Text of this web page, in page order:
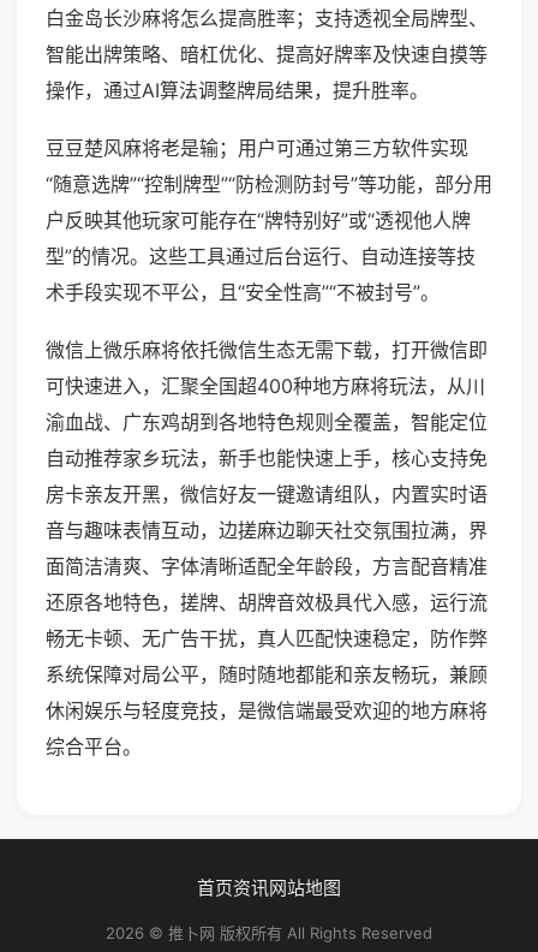
白金岛长沙麻将怎么提高胜率；支持透视全局牌型、
智能出牌策略、暗杠优化、提高好牌率及快速自摸等
操作，通过AI算法调整牌局结果，提升胜率。
豆豆楚风麻将老是输；用户可通过第三方软件实现
“随意选牌”“控制牌型”“防检测防封号”等功能，部分用
户反映其他玩家可能存在“牌特别好”或“透视他人牌
型”的情况。这些工具通过后台运行、自动连接等技
术手段实现不平公，且“安全性高”“不被封号”。
微信上微乐麻将依托微信生态无需下载，打开微信即
可快速进入，汇聚全国超400种地方麻将玩法，从川
渝血战、广东鸡胡到各地特色规则全覆盖，智能定位
自动推荐家乡玩法，新手也能快速上手，核心支持免
房卡亲友开黑，微信好友一键邀请组队，内置实时语
音与趣味表情互动，边搓麻边聊天社交氛围拉满，界
面简洁清爽、字体清晰适配全年龄段，方言配音精准
还原各地特色，搓牌、胡牌音效极具代入感，运行流
畅无卡顿、无广告干扰，真人匹配快速稳定，防作弊
系统保障对局公平，随时随地都能和亲友畅玩，兼顾
休闲娱乐与轻度竞技，是微信端最受欢迎的地方麻将
综合平台。
首页资讯网站地图
2026 © 推卜网 版权所有 All Rights Reserved